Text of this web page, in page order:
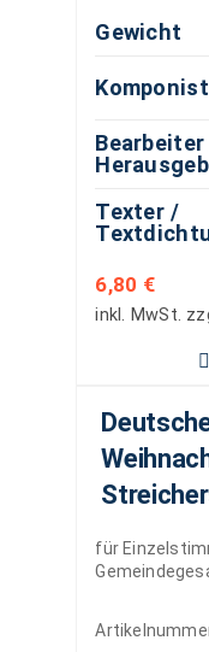
Gewicht
Komponist
Texter /
6,80 €
inkl. MwSt.
für